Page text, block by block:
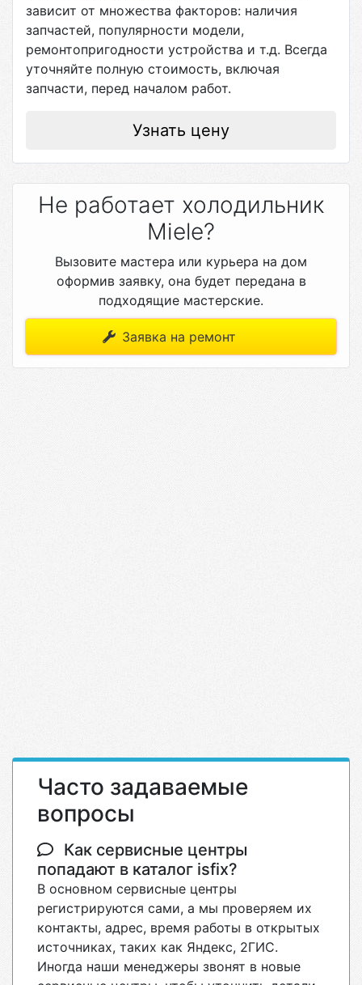
зависит от множества факторов: наличия
запчастей, популярности модели,
ремонтопригодности устройства и т.д. Всегда
уточняйте полную стоимость, включая
запчасти, перед началом работ.
Узнать цену
Не работает холодильник
Miele?
Вызовите мастера или курьера на дом
оформив заявку, она будет передана в
подходящие мастерские.
Заявка на ремонт
Часто задаваемые
вопросы
Как сервисные центры
попадают в каталог isfix?
В основном сервисные центры
регистрируются сами, а мы проверяем их
контакты, адрес, время работы в открытых
источниках, таких как Яндекс, 2ГИС.
Иногда наши менеджеры звонят в новые